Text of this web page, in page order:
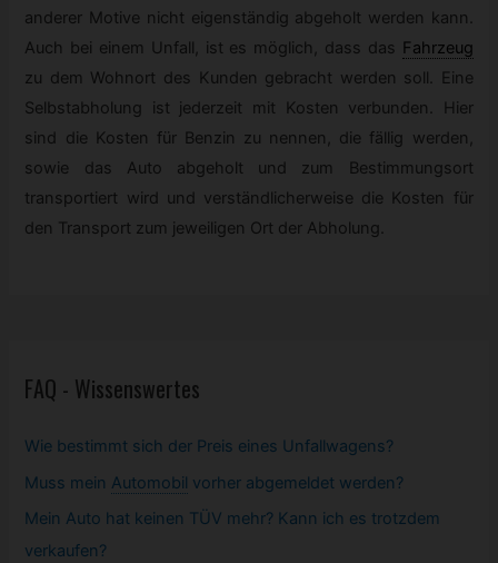
anderer Motive nicht eigenständig abgeholt werden kann.
Auch bei einem Unfall, ist es möglich, dass das Fahrzeug
zu dem Wohnort des Kunden gebracht werden soll. Eine
Selbstabholung ist jederzeit mit Kosten verbunden. Hier
sind die Kosten für Benzin zu nennen, die fällig werden,
sowie das Auto abgeholt und zum Bestimmungsort
transportiert wird und verständlicherweise die Kosten für
den Transport zum jeweiligen Ort der Abholung.
FAQ - Wissenswertes
Wie bestimmt sich der Preis eines Unfallwagens?
Muss mein Automobil vorher abgemeldet werden?
Mein Auto hat keinen TÜV mehr? Kann ich es trotzdem
verkaufen?